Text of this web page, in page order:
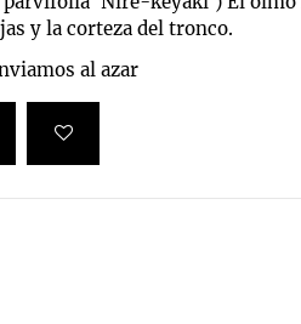
y la corteza del tronco.
al azar